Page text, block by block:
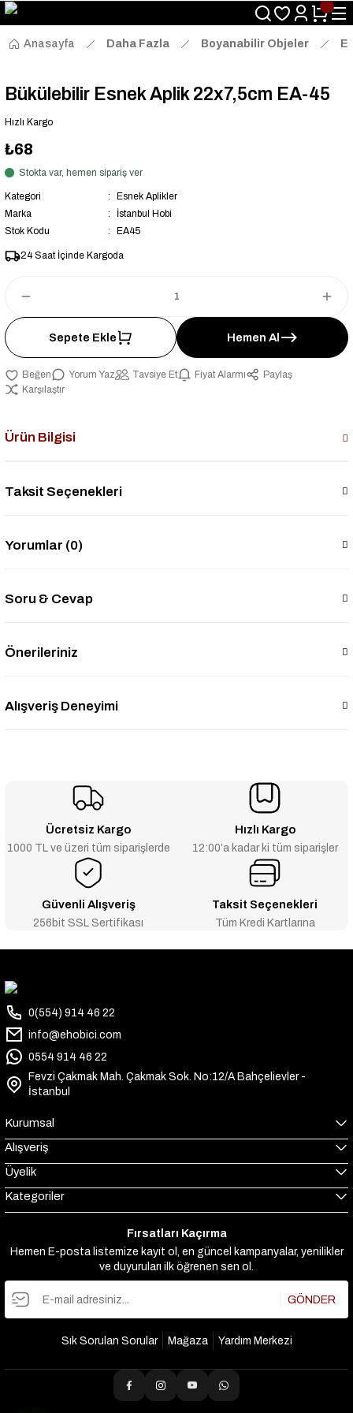
Size Özel "HG10" Kodu ile Sepette Hemen %10 İndirim Fırsatını
Kaçırmayın!
Anasayfa
Daha Fazla Boyanabilir Objeler
Bükülebilir Esnek Aplik 22x7,5cm EA-45
Hızlı Kargo
₺68
Stokta var, hemen sipariş ver
Kategori
Esnek Aplikler
Marka
İstanbul Hobi
Stok Kodu
EA45
24 Saat İçinde Kargoda
Sepete Ekle Hemen Al
Yorum Yaz Tavsiye Et Fiyat Alarmı
Paylaş
Karşılaştır
Ürün Bilgisi
Taksit Seçenekleri
Yorumlar (0)
Soru & Cevap
Önerileriniz
Alışveriş Deneyimi
Ücretsiz Kargo
1000 TL ve üzeri tüm siparişlerde
Hızlı Kargo
12:00’a kadar ki tüm siparişler
Güvenli Alışveriş
256bit SSL Sertifikası
Taksit Seçenekleri
Tüm Kredi Kartlarına
0(554) 914 46 22
info@ehobici.com
0554 914 46 22
Fevzi Çakmak Mah. Çakmak Sok. No:12/A Bahçelievler -
İstanbul
Kurumsal
Alışveriş
Üyelik
Kategoriler
Fırsatları Kaçırma
Hemen E-posta listemize kayıt ol, en güncel kampanyalar, yenilikler
ve duyuruları ilk öğrenen sen ol.
GÖNDER
Sık Sorulan Sorular Mağaza Yardım Merkezi